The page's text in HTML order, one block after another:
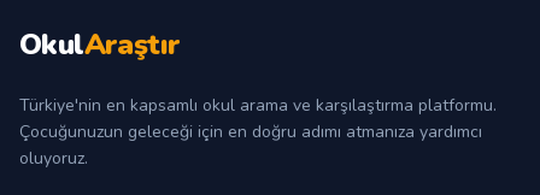
OkulAraştır
Türkiye'nin en kapsamlı okul arama ve karşılaştırma platformu.
Çocuğunuzun geleceği için en doğru adımı atmanıza yardımcı
oluyoruz.